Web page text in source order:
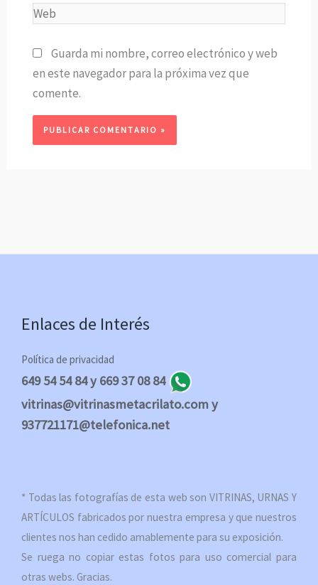
Web
Guarda mi nombre, correo electrónico y web
en este navegador para la próxima vez que
comente.
Enlaces de Interés
Política de privacidad
649 54 54 84 y 669 37 08 84
vitrinas@vitrinasmetacrilato.com y
937721171@telefonica.net
* Todas las fotografías de esta web son VITRINAS, URNAS Y
ARTÍCULOS fabricados por nuestra empresa y que nuestros
clientes nos han cedido amablemente para su exposición.
Se ruega no copiar estas fotos para uso comercial para
otras webs. Gracias.